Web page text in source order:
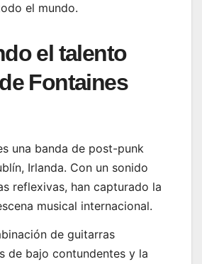
el mundo.
el talento
Fontaines
una banda de post-punk
Irlanda. Con un sonido
reflexivas, han capturado la
musical internacional.
de guitarras
de bajo contundentes y la